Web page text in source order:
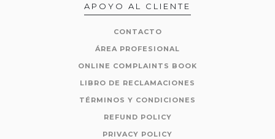
APOYO AL CLIENTE
CONTACTO
ÁREA PROFESIONAL
ONLINE COMPLAINTS BOOK
LIBRO DE RECLAMACIONES
TÉRMINOS Y CONDICIONES
REFUND POLICY
PRIVACY POLICY